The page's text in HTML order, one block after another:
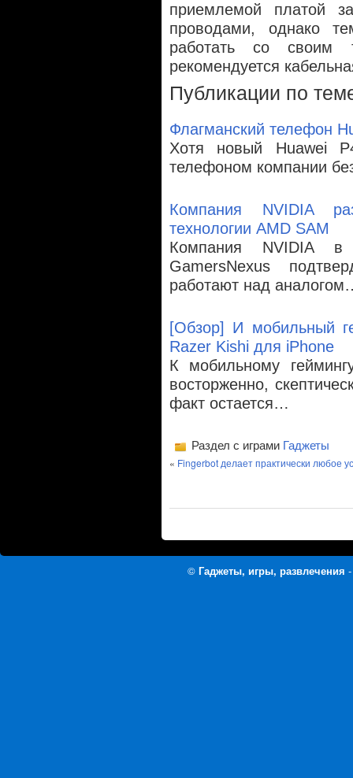
приемлемой платой
проводами, однако
работать со своим
рекомендуется
Публикации по
Флагманский телефон
Хотя новый Huawei
телефоном компании
Компания NVIDIA
технологии AMD SAM
Компания NVIDIA в
GamersNexus
работают над
[Обзор] И мобильный
Razer Kishi для iPhone
К мобильному
восторженно,
факт остается…
Раздел с играми Гаджеты
« Fingerbot делает практически любое
© Гаджеты, игры, развлечения